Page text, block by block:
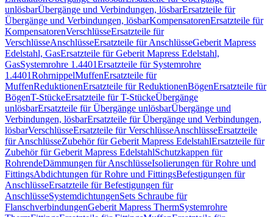
unlösbarÜbergänge und Verbindungen, lösbarErsatzteile für
Übergänge und Verbindungen, lösbarKompensatorenErsatzteile für
KompensatorenVerschlüsseErsatzteile für
VerschlüsseAnschlüsseErsatzteile für AnschlüsseGeberit Mapress
Edelstahl, GasErsatzteile für Geberit Mapress Edelstahl,
GasSystemrohre 1.4401Ersatzteile für Systemrohre
1.4401RohrnippelMuffenErsatzteile für
MuffenReduktionenErsatzteile für ReduktionenBögenErsatzteile für
BögenT-StückeErsatzteile für T-StückeÜbergänge
unlösbarErsatzteile für Übergänge unlösbarÜbergänge und
Verbindungen, lösbarErsatzteile für Übergänge und Verbindungen,
lösbarVerschlüsseErsatzteile für VerschlüsseAnschlüsseErsatzteile
für AnschlüsseZubehör für Geberit Mapress EdelstahlErsatzteile für
Zubehör für Geberit Mapress EdelstahlSchutzkappen für
RohrendeDämmungen für AnschlüsseIsolierungen für Rohre und
FittingsAbdichtungen für Rohre und FittingsBefestigungen für
AnschlüsseErsatzteile für Befestigungen für
AnschlüsseSystemdichtungenSets Schraube für
FlanschverbindungenGeberit Mapress ThermSystemrohre